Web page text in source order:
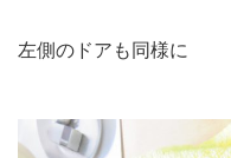
左側のドアも同様に